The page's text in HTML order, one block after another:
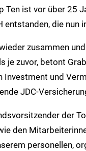
Ten ist vor über
entstanden, die nun
zusammen
je zuvor, betont
Investment und
JDC-
der
den
personellen,